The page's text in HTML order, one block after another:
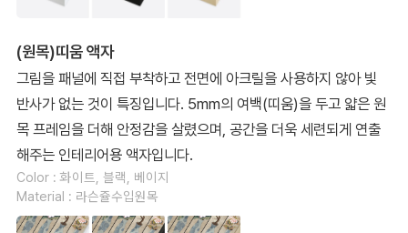
(원목)띠움 액자
그림을 패널에 직접 부착하고 전면에 아크릴을 사용하지 않아 빛
반사가 없는 것이 특징입니다. 5mm의 여백(띠움)을 두고 얇은 원
목 프레임을 더해 안정감을 살렸으며, 공간을 더욱 세련되게 연출
해주는 인테리어용 액자입니다.
Color : 화이트, 블랙, 베이지
Material : 라슨쥴수입원목